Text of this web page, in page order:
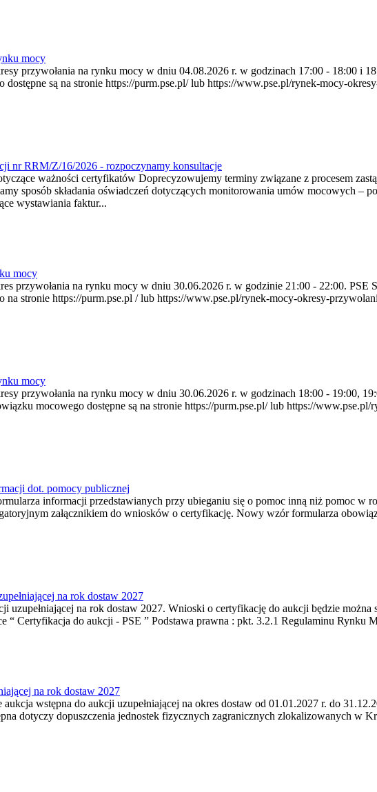
mocy
przywołania na rynku mocy w dniu 04.08.2026 r. w godzinach 17:00 - 18:00 i
są na stronie https://purm.pse.pl/ lub https://www.pse.pl/rynek-mocy-
nr RRM/Z/16/2026 - rozpoczynamy konsultacje
ważności certyfikatów Doprecyzowujemy terminy związane z procesem
sposób składania oświadczeń dotyczących monitorowania umów mocowych –
wystawiania faktur...
mocy
przywołania na rynku mocy w dniu 30.06.2026 r. w godzinie 21:00 - 22:00.
stronie https://purm.pse.pl / lub https://www.pse.pl/rynek-mocy-okresy-
mocy
przywołania na rynku mocy w dniu 30.06.2026 r. w godzinach 18:00 - 19:00,
mocowego dostępne są na stronie https://purm.pse.pl/ lub https://
dot. pomocy publicznej
informacji przedstawianych przy ubieganiu się o pomoc inną niż pomoc w
załącznikiem do wniosków o certyfikację. Nowy wzór formularza
na rok dostaw 2027
na rok dostaw 2027. Wnioski o certyfikację do aukcji będzie można
“ Certyfikacja do aukcji - PSE ” Podstawa prawna : pkt. 3.2.1 Regulaminu Rynku
na rok dostaw 2027
wstępna do aukcji uzupełniającej na okres dostaw od 01.01.2027 r. do
dotyczy dopuszczenia jednostek fizycznych zagranicznych zlokalizowanych w